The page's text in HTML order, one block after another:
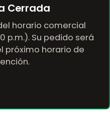
Cerrada
horario comercial
p.m.). Su pedido será
próximo horario de